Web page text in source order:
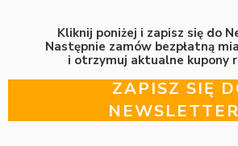
Kliknij poniżej i zapisz się do
Następnie zamów bezpłatną
i otrzymuj aktualne kupony
ZAPISZ SIĘ